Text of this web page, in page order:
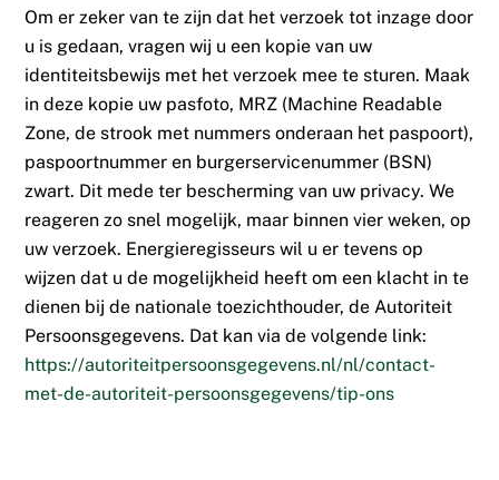
Om er zeker van te zijn dat het verzoek tot inzage door
u is gedaan, vragen wij u een kopie van uw
identiteitsbewijs met het verzoek mee te sturen. Maak
in deze kopie uw pasfoto, MRZ (Machine Readable
Zone, de strook met nummers onderaan het paspoort),
paspoortnummer en burgerservicenummer (BSN)
zwart. Dit mede ter bescherming van uw privacy. We
reageren zo snel mogelijk, maar binnen vier weken, op
uw verzoek. Energieregisseurs wil u er tevens op
wijzen dat u de mogelijkheid heeft om een klacht in te
dienen bij de nationale toezichthouder, de Autoriteit
Persoonsgegevens. Dat kan via de volgende link:
https://autoriteitpersoonsgegevens.nl/nl/contact-
met-de-autoriteit-persoonsgegevens/tip-ons